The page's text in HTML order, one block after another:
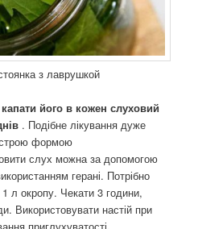
з лаврушкой
капати його в кожен слуховий
. Подібне лікування дуже
формою
слух можна за допомогою
герані. Потрібно
л окропу. Чекати 3 години,
Використовувати настій при